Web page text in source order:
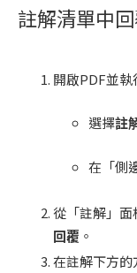
註解清單中
開啟PDF並執
選擇註
在「側
從「註解」
回覆 。
在註解下方的